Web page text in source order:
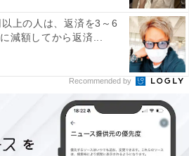
上の人は、返済を3～6
減額してから返済...
Recommended by